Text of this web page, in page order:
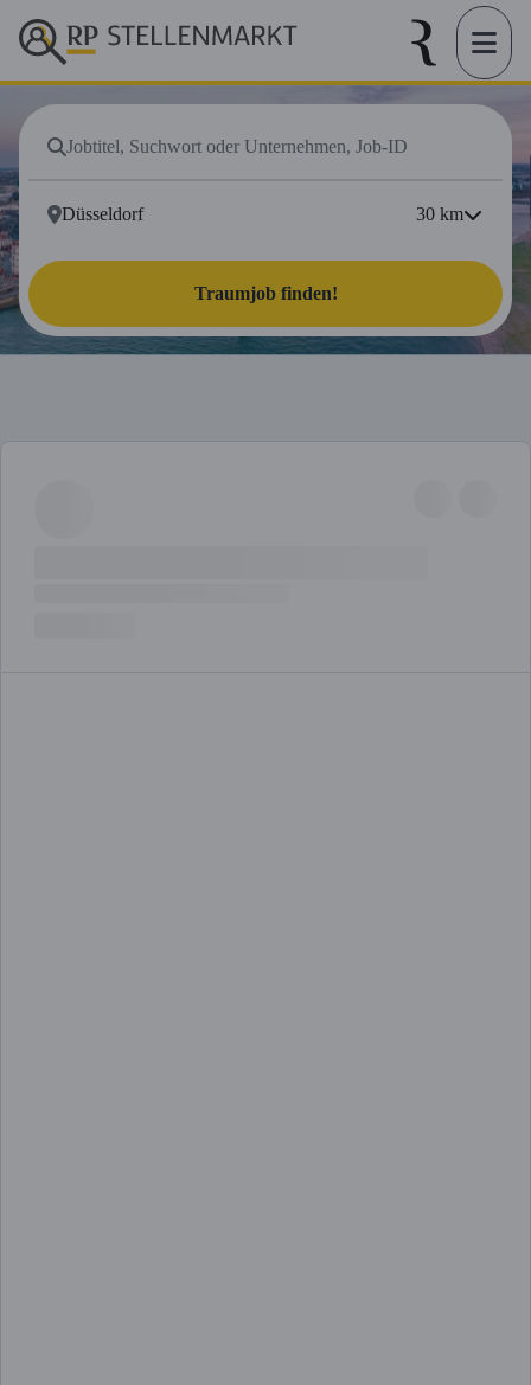
30 km
Traumjob finden!